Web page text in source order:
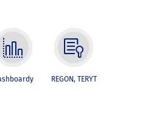
REGON, TERYT